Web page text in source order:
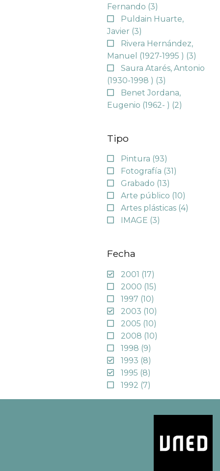
Fernando (3)
Puldain Huarte,
Javier (3)
Rivera Hernández,
Manuel (1927-1995 ) (3)
Saura Atarés, Antonio
(1930-1998 ) (3)
Benet Jordana,
Eugenio (1962- ) (2)
Tipo
Pintura (93)
Fotografía (31)
Grabado (13)
Arte público (10)
Artes plásticas (4)
IMAGE (3)
Fecha
2001 (17)
2000 (15)
1997 (10)
2003 (10)
2005 (10)
2008 (10)
1998 (9)
1993 (8)
1995 (8)
1992 (7)